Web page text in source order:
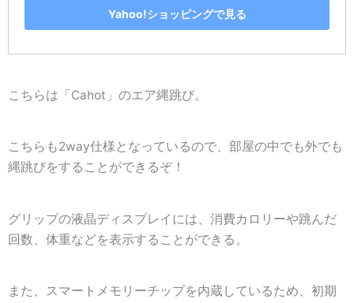
Yahoo!ショッピングで見る
こちらは「Cahot」のエア縄跳び。
こちらも2way仕様となっているので、部屋の中でも外でも
縄跳びをすることができるぞ！
グリップの液晶ディスプレイには、消費カロリーや跳んだ
回数、体重などを表示することができる。
また、スマートメモリーチップを内蔵しているため、初期